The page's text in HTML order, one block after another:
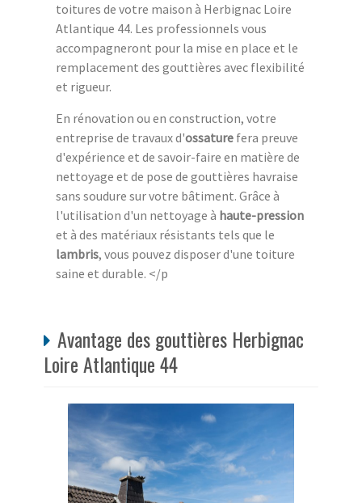
toitures de votre maison à Herbignac Loire
Atlantique 44. Les professionnels vous
accompagneront pour la mise en place et le
remplacement des gouttières avec flexibilité
et rigueur.
En rénovation ou en construction, votre
entreprise de travaux d'ossature fera preuve
d'expérience et de savoir-faire en matière de
nettoyage et de pose de gouttières havraise
sans soudure sur votre bâtiment. Grâce à
l'utilisation d'un nettoyage à haute-pression
et à des matériaux résistants tels que le
lambris, vous pouvez disposer d'une toiture
saine et durable. </p
Avantage des gouttières Herbignac
Loire Atlantique 44